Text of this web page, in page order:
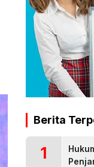
Berita
1